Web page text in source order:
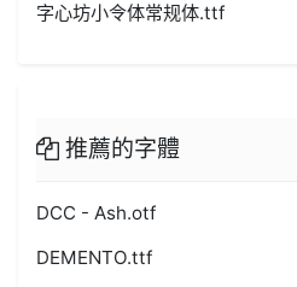
字心坊小令体常规体.ttf
推薦的字體
DCC - Ash.otf
DEMENTO.ttf